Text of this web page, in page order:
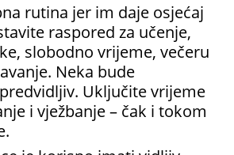
rutina jer im daje osjećaj
raspored za učenje,
slobodno vrijeme, večeru
Neka bude
Uključite vrijeme
i vježbanje – čak i tokom